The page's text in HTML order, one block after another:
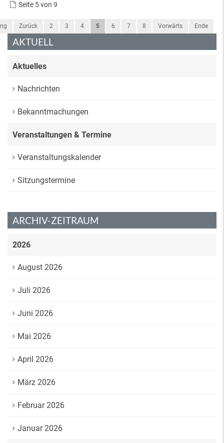
Seite 5 von 9
Zurück 2 3 4 5 6 7 8 Vorwärts Ende
AKTUELL
Aktuelles
Nachrichten
Bekanntmachungen
Veranstaltungen & Termine
Veranstaltungskalender
Sitzungstermine
ARCHIV-ZEITRAUM
2026
August 2026
Juli 2026
Juni 2026
Mai 2026
April 2026
März 2026
Februar 2026
Januar 2026